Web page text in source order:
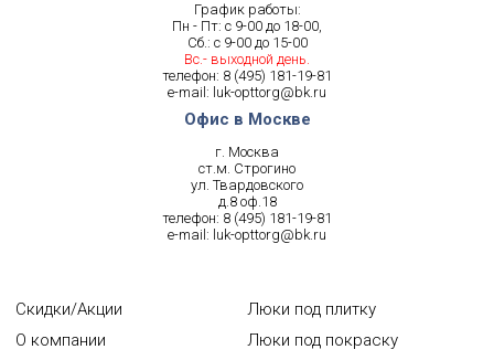
График работы:
Пн - Пт: с 9-00 до 18-00,
Сб.: с 9-00 до 15-00
Вс.- выходной день.
телефон: 8 (495) 181-19-81
e-mail: luk-opttorg@bk.ru
Офис в Москве
г. Москва
ст.м. Строгино
ул. Твардовского
д.8 оф.18
телефон: 8 (495) 181-19-81
e-mail: luk-opttorg@bk.ru
Скидки/Акции
О компании
Люки под плитку
Люки под покраску